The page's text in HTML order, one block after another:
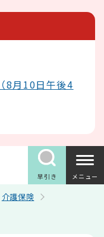
8月10日午後4
早引き メニュー
介護保険